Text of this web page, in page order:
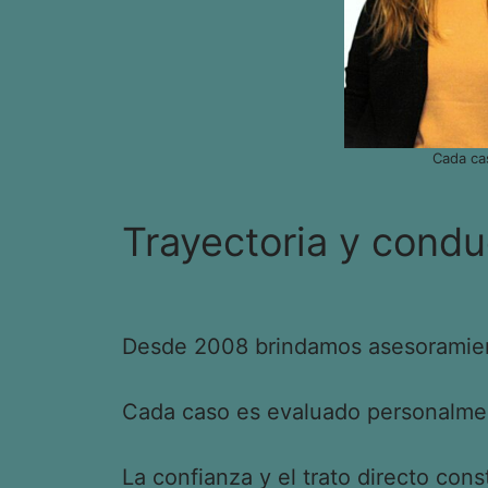
Cada
Trayectoria y
Desde 2008 brindamos
Cada caso es evaluado
La confianza y el trato directo